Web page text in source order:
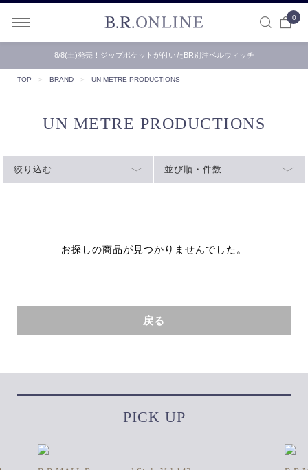
0
8/8(土)発売！ジップポケットが付いたBR別注ベルウィッチ
TOP ＞ BRAND ＞ UN METRE PRODUCTIONS
UN METRE PRODUCTIONS
絞り込む 並び順・件数
お探しの商品が見つかりませんでした。
戻る
PICK UP